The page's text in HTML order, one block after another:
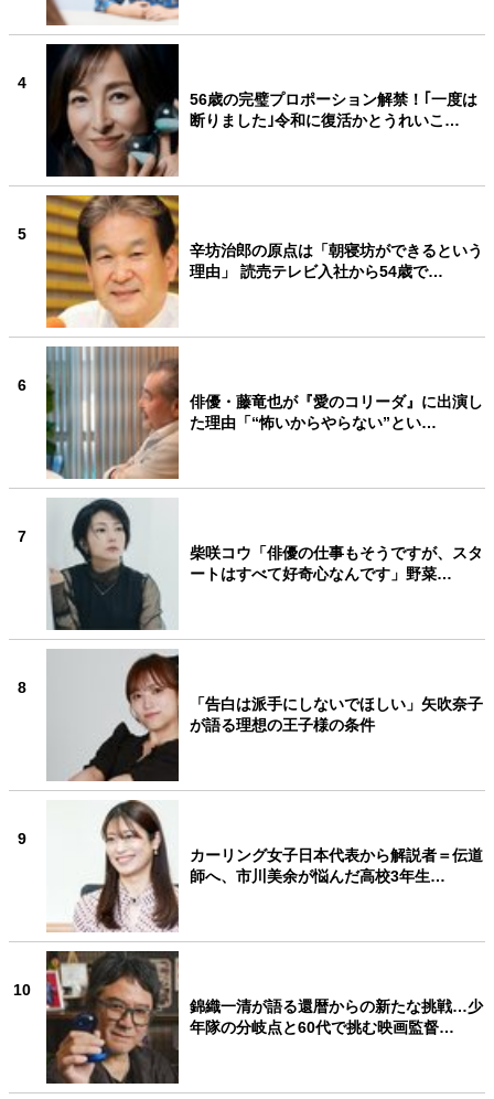
4
56歳の完璧プロポーション解禁！｢一度は
断りました｣令和に復活かとうれいこ…
5
辛坊治郎の原点は「朝寝坊ができるという
理由」 読売テレビ入社から54歳で…
6
俳優・藤竜也が『愛のコリーダ』に出演し
た理由「“怖いからやらない”とい…
7
柴咲コウ「俳優の仕事もそうですが、スタ
ートはすべて好奇心なんです」野菜…
8
「告白は派手にしないでほしい」矢吹奈子
が語る理想の王子様の条件
9
カーリング女子日本代表から解説者＝伝道
師へ、市川美余が悩んだ高校3年生…
10
錦織一清が語る還暦からの新たな挑戦…少
年隊の分岐点と60代で挑む映画監督…